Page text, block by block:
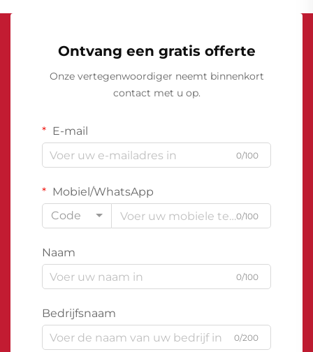
Ontvang een gratis offerte
Onze vertegenwoordiger neemt binnenkort
contact met u op.
E-mail
0/100
Mobiel/WhatsApp
Code
0/100
Naam
0/100
Bedrijfsnaam
0/200